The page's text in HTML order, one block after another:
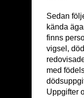
Sedan
kända
finns
vigsel,
med
Uppgifter